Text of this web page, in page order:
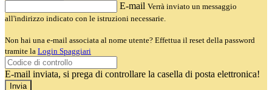
E-mail Verrà inviato un messaggio
all'indirizzo indicato con le istruzioni necessarie.
Non hai una e-mail associata al nome utente? Effettua il reset della password
tramite la Login Spaggiari
E-mail inviata, si prega di controllare la casella di posta elettronica!